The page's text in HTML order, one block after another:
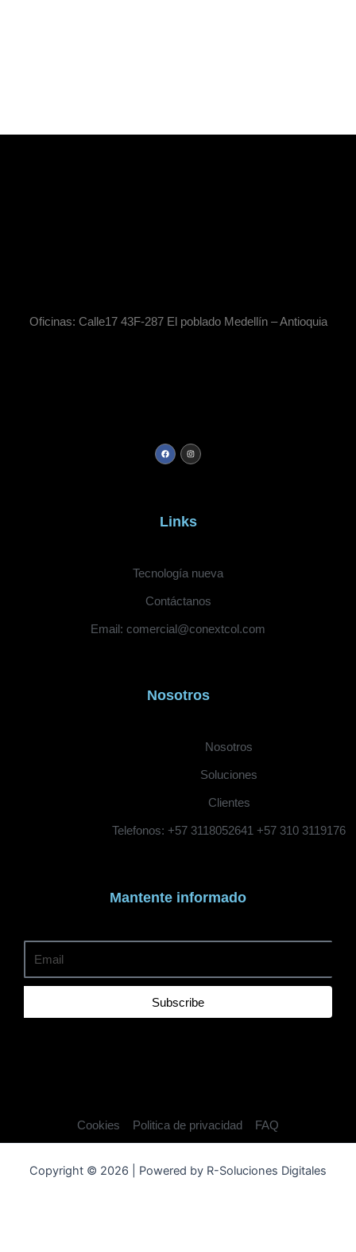
Oficinas: Calle17 43F-287 El poblado Medellín – Antioquia
Links
Tecnología nueva
Contáctanos
Email: comercial@conextcol.com
Nosotros
Nosotros
Soluciones
Clientes
Telefonos: +57 3118052641 +57 310 3119176
Mantente informado
Subscribe
Cookies Politica de privacidad FAQ
Copyright © 2026 | Powered by R-Soluciones Digitales